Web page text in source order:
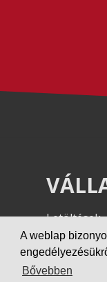
A weblap
Bővebben
Letöltések